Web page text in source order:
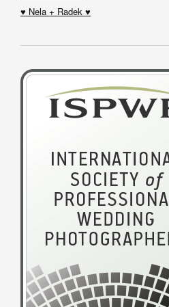
♥ Nela + Radek ♥